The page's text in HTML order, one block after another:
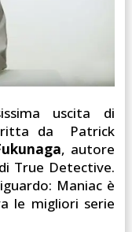
uscita di
da Patrick
, autore
True Detective.
Maniac è
le migliori serie